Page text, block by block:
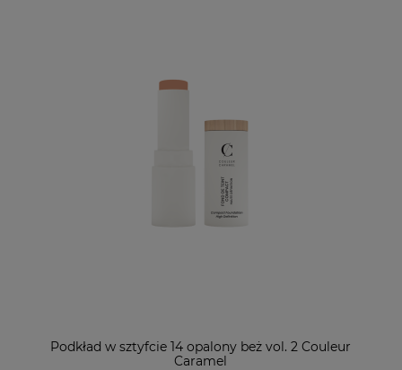
Podkład w sztyfcie 14 opalony beż vol. 2 Couleur
Caramel